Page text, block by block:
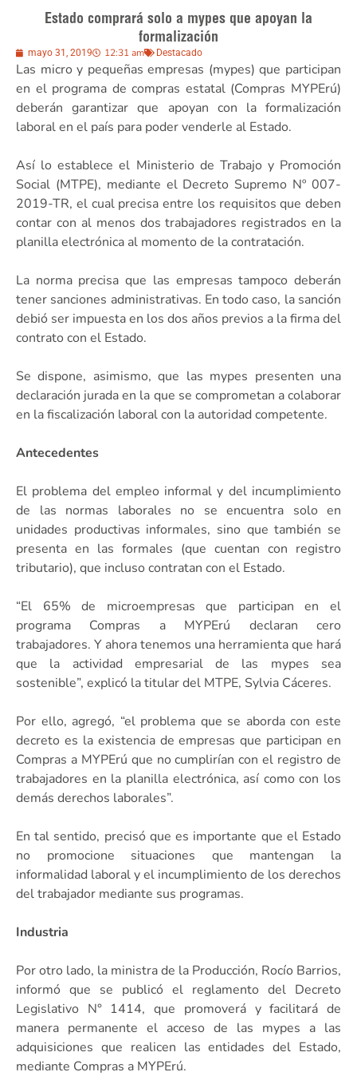
Estado comprará solo a mypes que apoyan la
formalización
mayo 31, 2019 12:31 am Destacado
Las micro y pequeñas empresas (mypes) que participan
en el programa de compras estatal (Compras MYPErú)
deberán garantizar que apoyan con la formalización
laboral en el país para poder venderle al Estado.
Así lo establece el Ministerio de Trabajo y Promoción
Social (MTPE), mediante el Decreto Supremo Nº 007-
2019-TR, el cual precisa entre los requisitos que deben
contar con al menos dos trabajadores registrados en la
planilla electrónica al momento de la contratación.
La norma precisa que las empresas tampoco deberán
tener sanciones administrativas. En todo caso, la sanción
debió ser impuesta en los dos años previos a la firma del
contrato con el Estado.
Se dispone, asimismo, que las mypes presenten una
declaración jurada en la que se comprometan a colaborar
en la fiscalización laboral con la autoridad competente.
Antecedentes
El problema del empleo informal y del incumplimiento
de las normas laborales no se encuentra solo en
unidades productivas informales, sino que también se
presenta en las formales (que cuentan con registro
tributario), que incluso contratan con el Estado.
“El 65% de microempresas que participan en el
programa Compras a MYPErú declaran cero
trabajadores. Y ahora tenemos una herramienta que hará
que la actividad empresarial de las mypes sea
sostenible”, explicó la titular del MTPE, Sylvia Cáceres.
Por ello, agregó, “el problema que se aborda con este
decreto es la existencia de empresas que participan en
Compras a MYPErú que no cumplirían con el registro de
trabajadores en la planilla electrónica, así como con los
demás derechos laborales”.
En tal sentido, precisó que es importante que el Estado
no promocione situaciones que mantengan la
informalidad laboral y el incumplimiento de los derechos
del trabajador mediante sus programas.
Industria
Por otro lado, la ministra de la Producción, Rocío Barrios,
informó que se publicó el reglamento del Decreto
Legislativo N° 1414, que promoverá y facilitará de
manera permanente el acceso de las mypes a las
adquisiciones que realicen las entidades del Estado,
mediante Compras a MYPErú.